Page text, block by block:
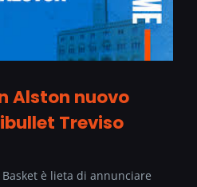
Alston nuovo
Treviso
è lieta di annunciare